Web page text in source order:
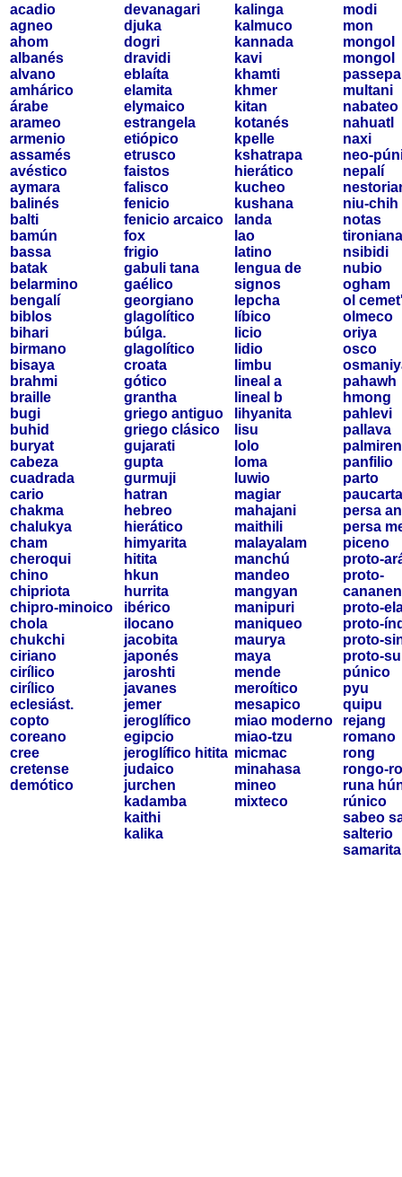
acadio
agneo
ahom
albanés
alvano
amhárico
árabe
arameo
armenio
assamés
avéstico
aymara
balinés
balti
bamún
bassa
batak
belarmino
bengalí
biblos
bihari
birmano
bisaya
brahmi
braille
bugi
buhid
buryat
cabeza
cuadrada
cario
chakma
chalukya
cham
cheroqui
chino
chipriota
chipro-minoico
chola
chukchi
ciriano
cirílico
cirílico
eclesiást.
copto
coreano
cree
cretense
demótico
devanagari
djuka
dogri
dravidi
eblaíta
elamita
elymaico
estrangela
etiópico
etrusco
faistos
falisco
fenicio
fenicio arcaico
fox
frigio
gabuli tana
gaélico
georgiano
glagolítico
búlga.
glagolítico
croata
gótico
grantha
griego antiguo
griego clásico
gujarati
gupta
gurmuji
hatran
hebreo
hierático
himyarita
hitita
hkun
hurrita
ibérico
ilocano
jacobita
japonés
jaroshti
javanes
jemer
jeroglífico
egipcio
jeroglífico hitita
judaico
jurchen
kadamba
kaithi
kalika
kalinga
kalmuco
kannada
kavi
khamti
khmer
kitan
kotanés
kpelle
kshatrapa
hierático
kucheo
kushana
landa
lao
latino
lengua de
signos
lepcha
líbico
licio
lidio
limbu
lineal a
lineal b
lihyanita
lisu
lolo
loma
luwio
magiar
mahajani
maithili
malayalam
manchú
mandeo
mangyan
manipuri
maniqueo
maurya
maya
mende
meroítico
mesapico
miao moderno
miao-tzu
micmac
minahasa
mineo
mixteco
modi
mon
mongol
mongol
passepa
multani
nabateo
nahuatl
naxi
neo-
nepalí
niu-chih
notas
nsibidi
nubio
ogham
ol
olmeco
oriya
osco
pahawh
hmong
pahlevi
pallava
panfilio
parto
persa
persa
piceno
proto-
proto-
proto-
proto-
proto-
proto-
púnico
pyu
quipu
rejang
romano
rong
rongo-
runa
rúnico
sabeo
salterio